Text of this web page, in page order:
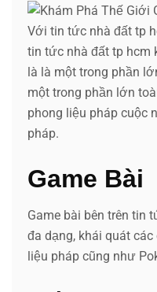
tin tức nhà đất tp hcm
là là một trong phần
một trong phần lớn
phong liệu pháp cuộc
pháp.
Game Bài
Game bài bên trên tin
đa dạng, khái quát
liệu pháp cũng như